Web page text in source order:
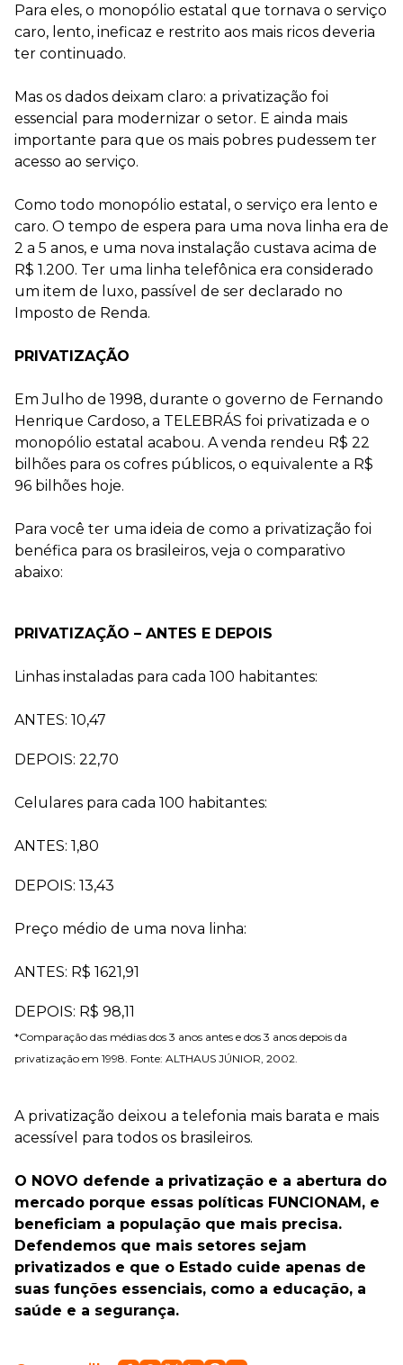
Para eles, o monopólio estatal que tornava o serviço
caro, lento, ineficaz e restrito aos mais ricos deveria
ter continuado.
Mas os dados deixam claro: a privatização foi
essencial para modernizar o setor. E ainda mais
importante para que os mais pobres pudessem ter
acesso ao serviço.
Como todo monopólio estatal, o serviço era lento e
caro. O tempo de espera para uma nova linha era de
2 a 5 anos, e uma nova instalação custava acima de
R$ 1.200. Ter uma linha telefônica era considerado
um item de luxo, passível de ser declarado no
Imposto de Renda.
PRIVATIZAÇÃO
Em Julho de 1998, durante o governo de Fernando
Henrique Cardoso, a TELEBRÁS foi privatizada e o
monopólio estatal acabou. A venda rendeu R$ 22
bilhões para os cofres públicos, o equivalente a R$
96 bilhões hoje.
Para você ter uma ideia de como a privatização foi
benéfica para os brasileiros, veja o comparativo
abaixo:
PRIVATIZAÇÃO – ANTES E DEPOIS
Linhas instaladas para cada 100 habitantes:
ANTES: 10,47
DEPOIS: 22,70
Celulares para cada 100 habitantes:
ANTES: 1,80
DEPOIS: 13,43
Preço médio de uma nova linha:
ANTES: R$ 1621,91
DEPOIS: R$ 98,11
*Comparação das médias dos 3 anos antes e dos 3 anos depois da
privatização em 1998. Fonte: ALTHAUS JÚNIOR, 2002.
A privatização deixou a telefonia mais barata e mais
acessível para todos os brasileiros.
O NOVO defende a privatização e a abertura do
mercado porque essas políticas FUNCIONAM, e
beneficiam a população que mais precisa.
Defendemos que mais setores sejam
privatizados e que o Estado cuide apenas de
suas funções essenciais, como a educação, a
saúde e a segurança.